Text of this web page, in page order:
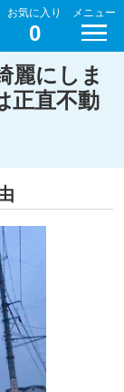
お気に入り
0
メニュー
麗にしま
正直不動